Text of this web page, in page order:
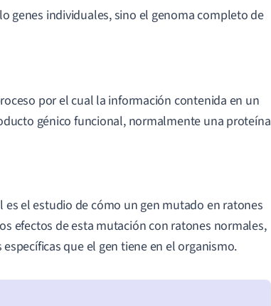
genes individuales, sino el genoma completo de
por el cual la información contenida en un
génico funcional, normalmente una proteína
el estudio de cómo un gen mutado en ratones
efectos de esta mutación con ratones normales,
que el gen tiene en el organismo.